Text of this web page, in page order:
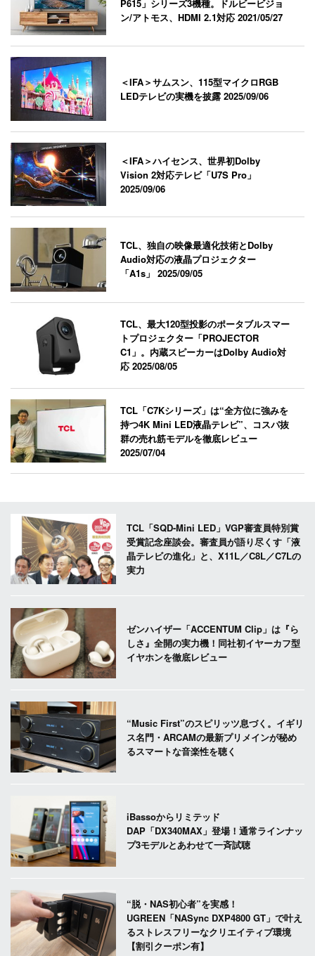
P615」シリーズ3機種。ドルビービジョ
ン/アトモス、HDMI 2.1対応2021/05/27
＜IFA＞サムスン、115型マイクロRGB
LEDテレビの実機を披露2025/09/06
＜IFA＞ハイセンス、世界初Dolby
Vision 2対応テレビ「U7S Pro」
2025/09/06
TCL、独自の映像最適化技術とDolby
Audio対応の液晶プロジェクター
「A1s」2025/09/05
TCL、最大120型投影のポータブルスマー
トプロジェクター「PROJECTOR
C1」。内蔵スピーカーはDolby Audio対
応2025/08/05
TCL「C7Kシリーズ」は“全方位に強みを
持つ4K Mini LED液晶テレビ”、コスパ抜
群の売れ筋モデルを徹底レビュー
2025/07/04
TCL「SQD-Mini LED」VGP審査員特別賞
受賞記念座談会。審査員が語り尽くす「液
晶テレビの進化」と、X11L／C8L／C7Lの
実力
ゼンハイザー「ACCENTUM Clip」は『ら
しさ』全開の実力機！同社初イヤーカフ型
イヤホンを徹底レビュー
“Music First”のスピリッツ息づく。イギリ
ス名門・ARCAMの最新プリメインが秘め
るスマートな音楽性を聴く
iBassoからリミテッド
DAP「DX340MAX」登場！通常ラインナッ
プ3モデルとあわせて一斉試聴
“脱・NAS初心者”を実感！
UGREEN「NASync DXP4800 GT」で叶え
るストレスフリーなクリエイティブ環境
【割引クーポン有】